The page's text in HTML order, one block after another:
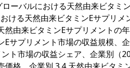
ーバルにおける天然由来ビタミ
ける天然由来ビタミンEサプリ
然由来ビタミンEサプリメントの
Eサプリメント市場の収益規模、
ト市場の収益シェア、企業別（